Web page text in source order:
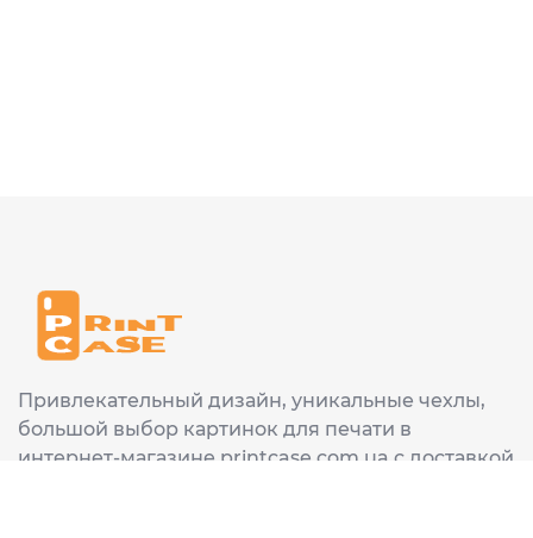
Привлекательный дизайн, уникальные чехлы,
большой выбор картинок для печати в
интернет-магазине printcase.com.ua с доставкой